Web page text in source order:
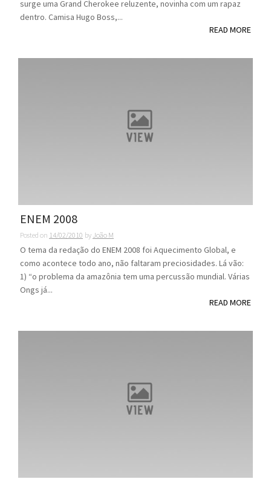
surge uma Grand Cherokee reluzente, novinha com um rapaz
dentro. Camisa Hugo Boss,...
READ MORE
ENEM 2008
Posted on 14/02/2010 by João M
O tema da redação do ENEM 2008 foi Aquecimento Global, e
como acontece todo ano, não faltaram preciosidades. Lá vão:
1) “o problema da amazônia tem uma percussão mundial. Várias
Ongs já...
READ MORE